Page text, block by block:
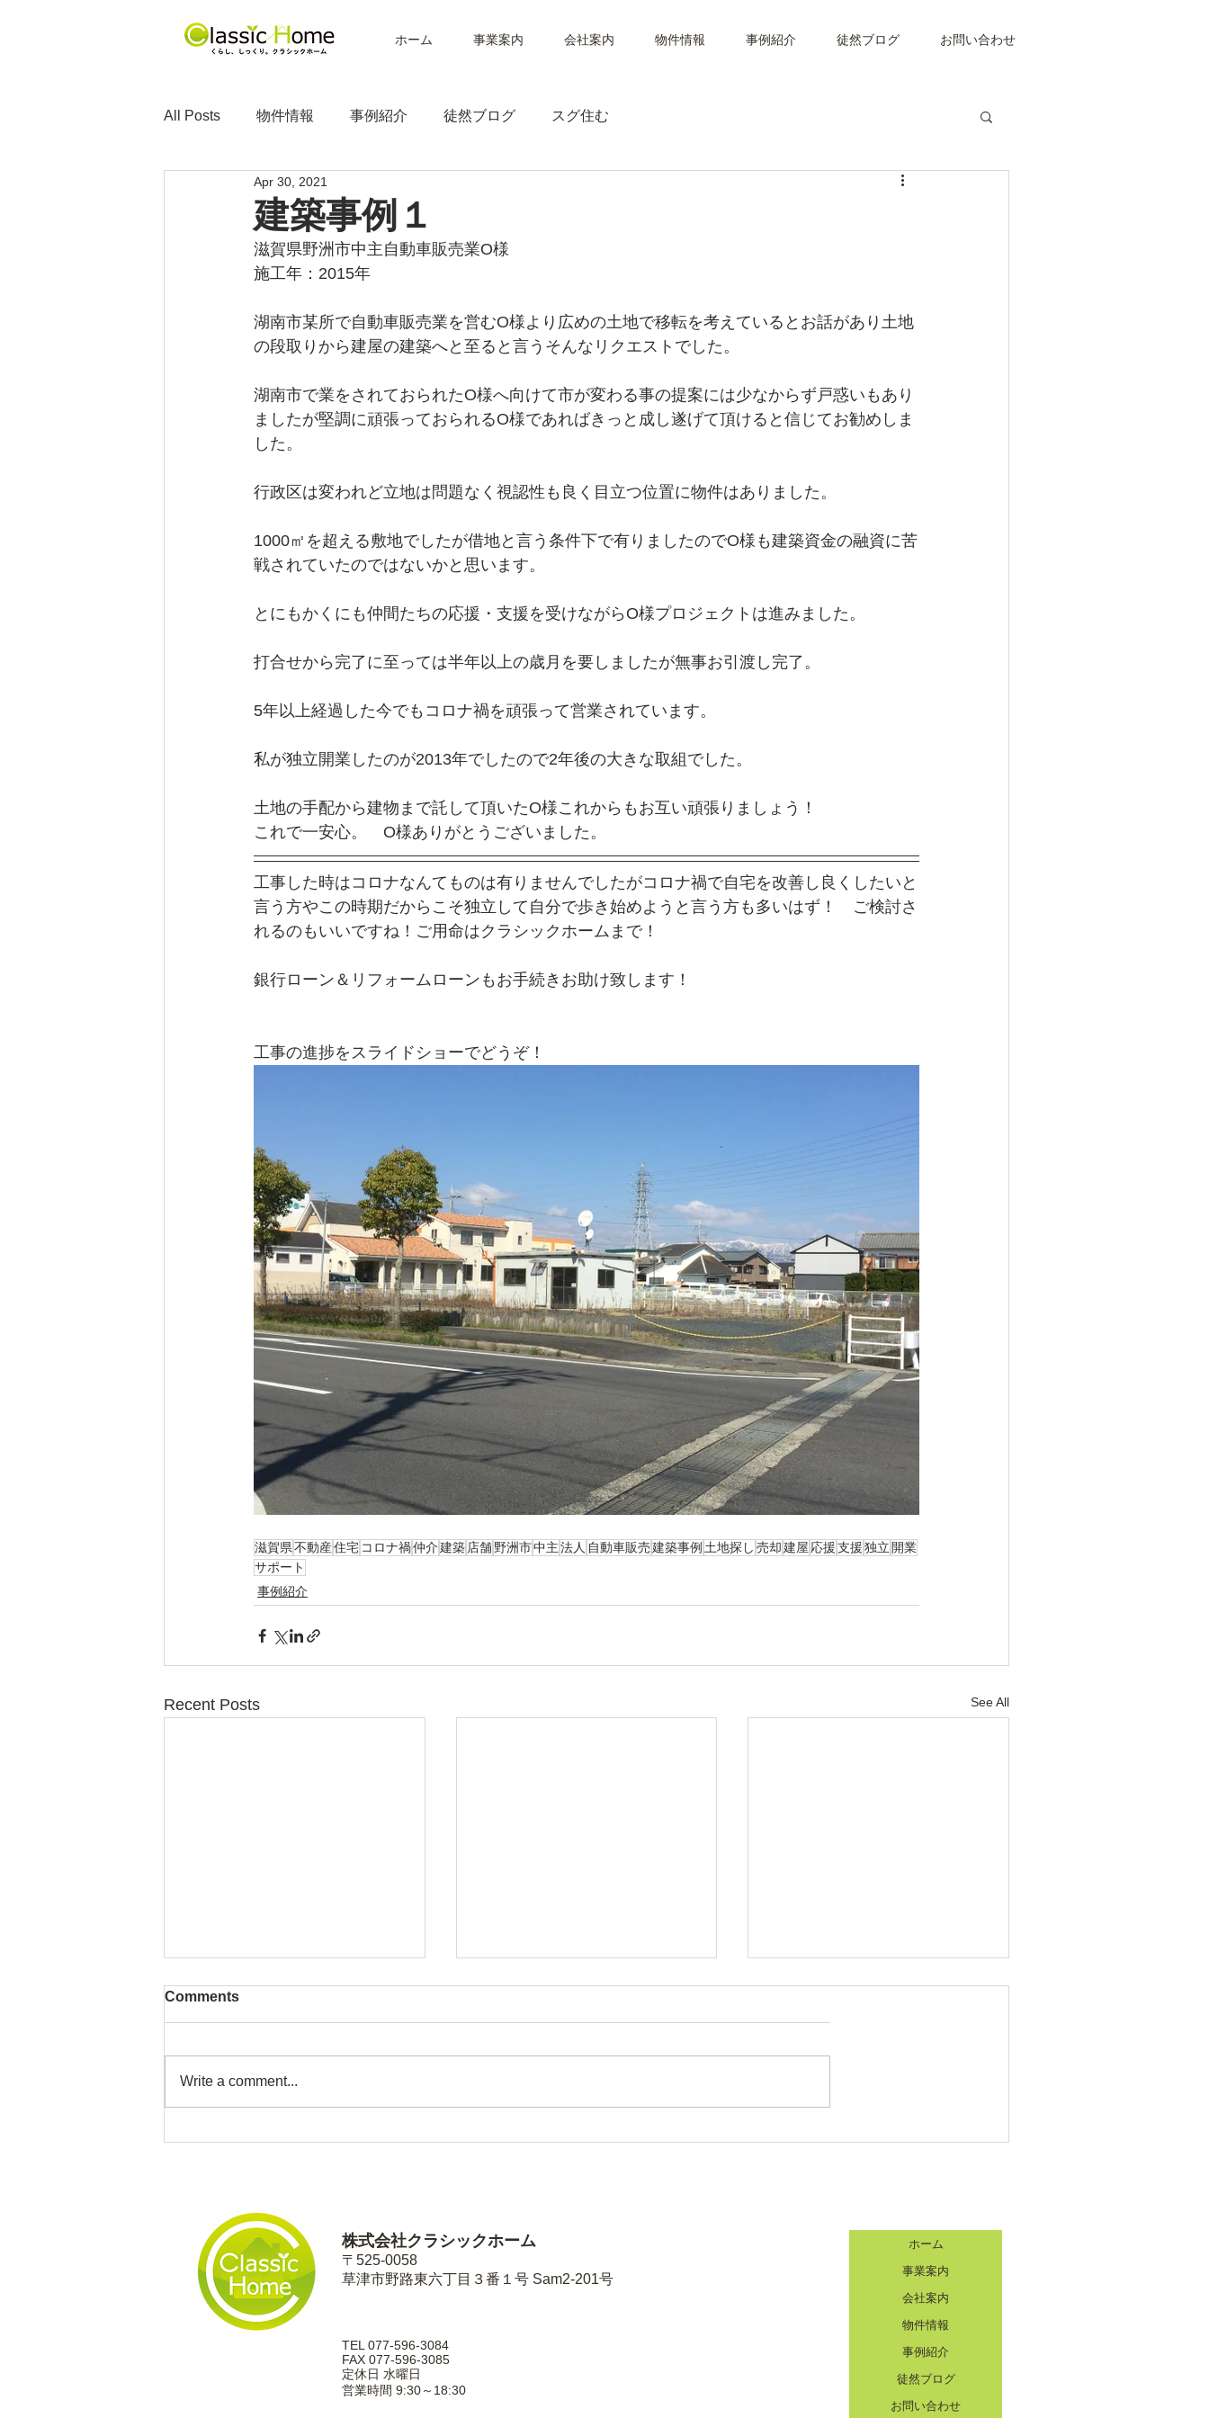
ホーム 事業案内 会社案内 物件情報 事例紹介 徒然ブログ お問い合わせ
All Posts 物件情報 事例紹介 徒然ブログ スグ住む
建築事例１
Apr 30, 2021
滋賀県野洲市中主自動車販売業O様
施工年：2015年
湖南市某所で自動車販売業を営むO様より広めの土地で移転を考えているとお話があり土地
の段取りから建屋の建築へと至ると言うそんなリクエストでした。
湖南市で業をされておられたO様へ向けて市が変わる事の提案には少なからず戸惑いもあり
ましたが堅調に頑張っておられるO様であればきっと成し遂げて頂けると信じてお勧めしま
した。
行政区は変われど立地は問題なく視認性も良く目立つ位置に物件はありました。
1000㎡を超える敷地でしたが借地と言う条件下で有りましたのでO様も建築資金の融資に苦
戦されていたのではないかと思います。
とにもかくにも仲間たちの応援・支援を受けながらO様プロジェクトは進みました。
打合せから完了に至っては半年以上の歳月を要しましたが無事お引渡し完了。
5年以上経過した今でもコロナ禍を頑張って営業されています。
私が独立開業したのが2013年でしたので2年後の大きな取組でした。
土地の手配から建物まで託して頂いたO様これからもお互い頑張りましょう！
これで一安心。　O様ありがとうございました。
工事した時はコロナなんてものは有りませんでしたがコロナ禍で自宅を改善し良くしたいと
言う方やこの時期だからこそ独立して自分で歩き始めようと言う方も多いはず！　ご検討さ
れるのもいいですね！ご用命はクラシックホームまで！
銀行ローン＆リフォームローンもお手続きお助け致します！
工事の進捗をスライドショーでどうぞ！
滋賀県不動産住宅 コロナ禍仲介建築 店舗野洲市中主法人 自動車販売建築事例 土地探し 売却建屋 応援支援独立 開業
サポート
事例紹介
Recent Posts See All
建築事例３ 建築事例2
Comments
Write a comment...
株式会社クラシックホーム
〒525-0058
草津市野路東六丁目３番１号 Sam2-201号
TEL 077-596-3084
FAX 077-596-3085
定休日 水曜日
営業時間 9:30～18:30
ホーム
事業案内
会社案内
物件情報
事例紹介
徒然ブログ
お問い合わせ